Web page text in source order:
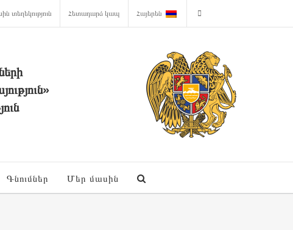
տեղեկություն Հետադարձ կապ Հայերեն
Գնումներ Մեր մասին